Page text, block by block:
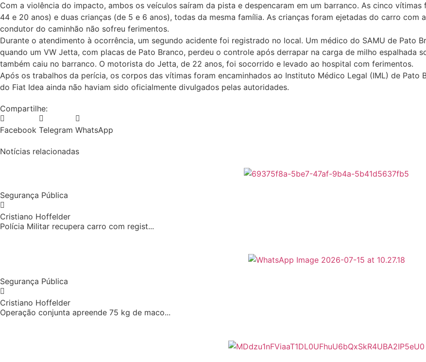
Com a violência do impacto, ambos os veículos saíram da pista e despencaram em um barranco. As cinco
44 e 20 anos) e duas crianças (de 5 e 6 anos), todas da mesma família. As crianças foram ejetadas do carro com
condutor do caminhão não sofreu ferimentos.
Durante o atendimento à ocorrência, um segundo acidente foi registrado no local. Um médico do SAMU de Pato
quando um VW Jetta, com placas de Pato Branco, perdeu o controle após derrapar na carga de milho
também caiu no barranco. O motorista do Jetta, de 22 anos, foi socorrido e levado ao hospital com ferimentos.
Após os trabalhos da perícia, os corpos das vítimas foram encaminhados ao Instituto Médico Legal (IML) de Pato
do Fiat Idea ainda não haviam sido oficialmente divulgados pelas autoridades.
Compartilhe:
Facebook Telegram WhatsApp
Notícias relacionadas
Segurança Pública
Cristiano Hoffelder
Polícia Militar recupera carro com regist...
Segurança Pública
Cristiano Hoffelder
Operação conjunta apreende 75 kg de maco...